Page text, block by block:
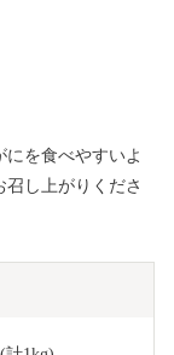
を食べやすいよ
し上がりくださ